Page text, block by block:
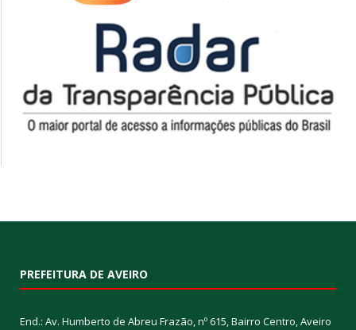
PREFEITURA DE AVEIRO
End.: Av. Humberto de Abreu Frazão, nº 615, Bairro Centro, Aveiro